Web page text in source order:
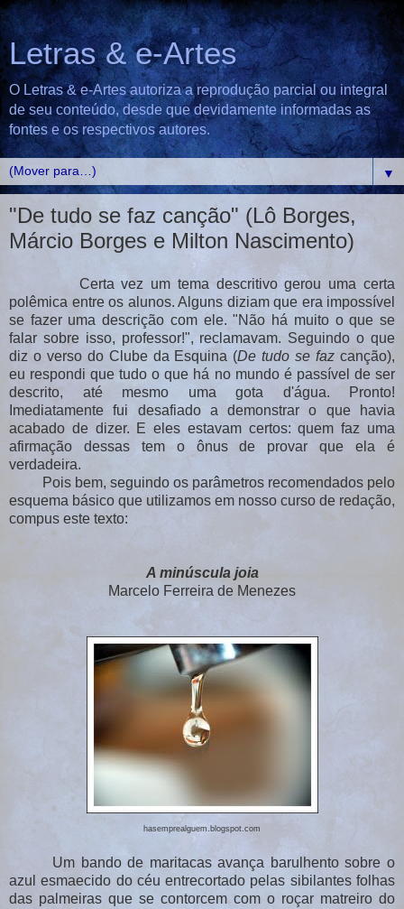
Letras & e-Artes
O Letras & e-Artes autoriza a reprodução parcial ou integral
de seu conteúdo, desde que devidamente informadas as
fontes e os respectivos autores.
▼
"De tudo se faz canção" (Lô Borges,
Márcio Borges e Milton Nascimento)
Certa vez um tema descritivo gerou uma certa
polêmica entre os alunos. Alguns diziam que era impossível
se fazer uma descrição com ele. "Não há muito o que se
falar sobre isso, professor!", reclamavam. Seguindo o que
diz o verso do Clube da Esquina (De tudo se fazcanção),
eu respondi que tudo o que há no mundo é passível de ser
descrito, até mesmo uma gota d'água. Pronto!
Imediatamente fui desafiado a demonstrar o que havia
acabado de dizer. E eles estavam certos: quem faz uma
afirmação dessas tem o ônus de provar que ela é
verdadeira.
Pois bem, seguindo os parâmetros recomendados pelo
esquema básico que utilizamos em nosso curso de redação,
compus este texto:
A minúscula joia
Marcelo Ferreira de Menezes
hasemprealguem.blogspot.com
Um bando de maritacas avança barulhento sobre o
azul esmaecido do céu entrecortado pelas sibilantes folhas
das palmeiras que se contorcem com o roçar matreiro do